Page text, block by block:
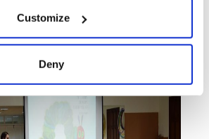
Customize
Deny